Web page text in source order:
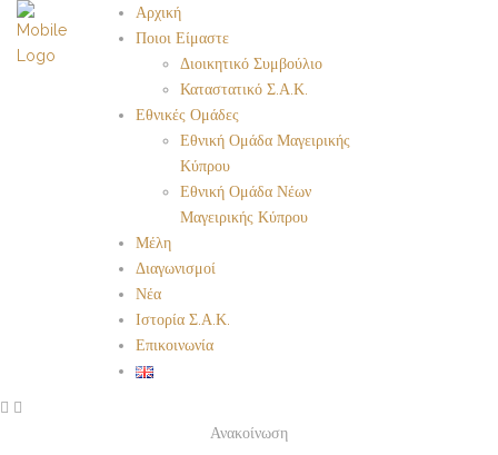
Αρχική
Ποιοι Είμαστε
Διοικητικό Συμβούλιο
Καταστατικό Σ.Α.Κ.
Εθνικές Ομάδες
Εθνική Ομάδα Μαγειρικής
Κύπρου
Εθνική Ομάδα Νέων
Μαγειρικής Κύπρου
Μέλη
Διαγωνισμοί
Νέα
Ιστορία Σ.Α.Κ.
Επικοινωνία
Ανακοίνωση